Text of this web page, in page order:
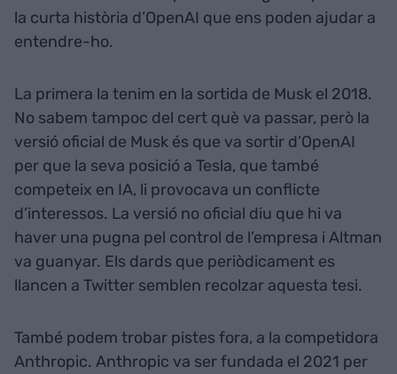
la curta història d’OpenAI que ens poden ajudar a
entendre-ho.
La primera la tenim en la sortida de Musk el 2018.
No sabem tampoc del cert què va passar, però la
versió oficial de Musk és que va sortir d’OpenAI
per que la seva posició a Tesla, que també
competeix en IA, li provocava un conflicte
d’interessos. La versió no oficial diu que hi va
haver una pugna pel control de l’empresa i Altman
va guanyar. Els dards que periòdicament es
llancen a Twitter semblen recolzar aquesta tesi.
També podem trobar pistes fora, a la competidora
Anthropic. Anthropic va ser fundada el 2021 per